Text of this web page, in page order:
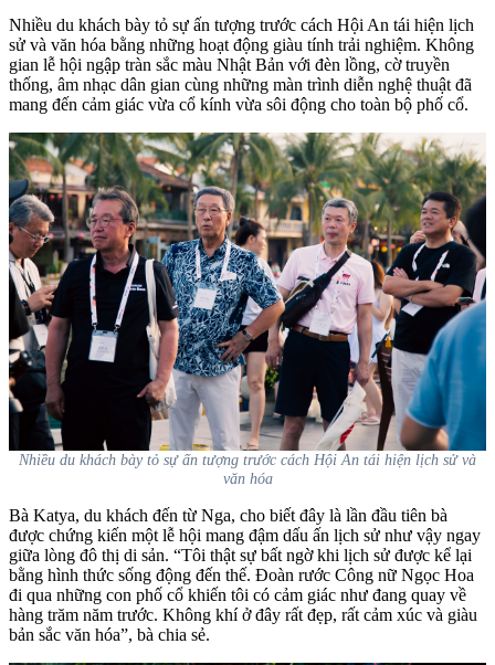
Nhiều du khách bày tỏ sự ấn tượng trước cách Hội An tái hiện lịch
sử và văn hóa bằng những hoạt động giàu tính trải nghiệm. Không
gian lễ hội ngập tràn sắc màu Nhật Bản với đèn lồng, cờ truyền
thống, âm nhạc dân gian cùng những màn trình diễn nghệ thuật đã
mang đến cảm giác vừa cổ kính vừa sôi động cho toàn bộ phố cổ.
Nhiều du khách bày tỏ sự ấn tượng trước cách Hội An tái hiện lịch sử và
văn hóa
Bà Katya, du khách đến từ Nga, cho biết đây là lần đầu tiên bà
được chứng kiến một lễ hội mang đậm dấu ấn lịch sử như vậy ngay
giữa lòng đô thị di sản. “Tôi thật sự bất ngờ khi lịch sử được kể lại
bằng hình thức sống động đến thế. Đoàn rước Công nữ Ngọc Hoa
đi qua những con phố cổ khiến tôi có cảm giác như đang quay về
hàng trăm năm trước. Không khí ở đây rất đẹp, rất cảm xúc và giàu
bản sắc văn hóa”, bà chia sẻ.